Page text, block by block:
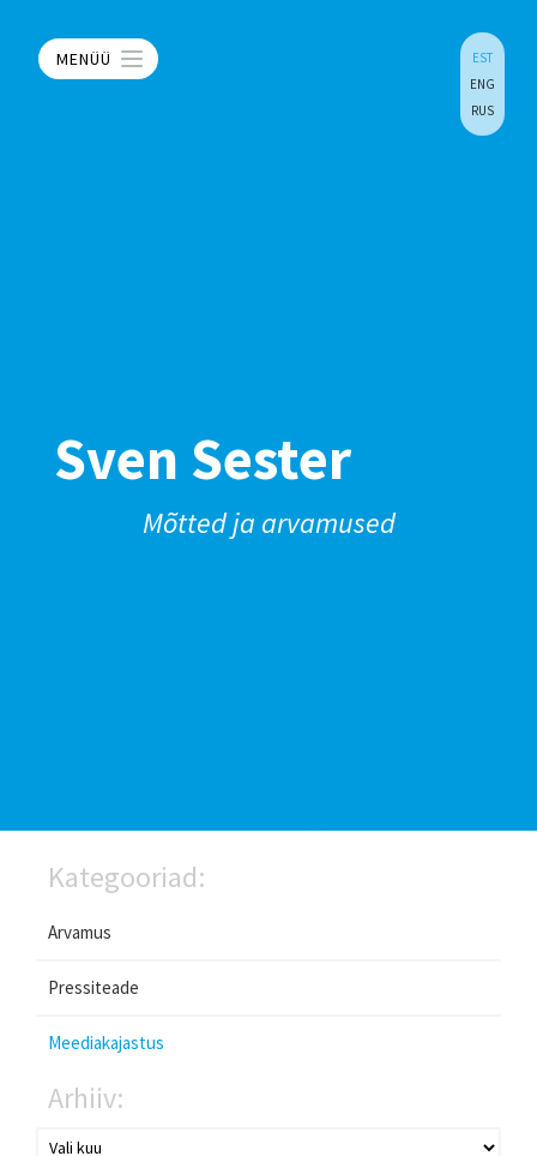
MENÜÜ
EST
ENG
RUS
Sven Sester
Mõtted ja arvamused
Kategooriad:
Arvamus
Pressiteade
Meediakajastus
Arhiiv: